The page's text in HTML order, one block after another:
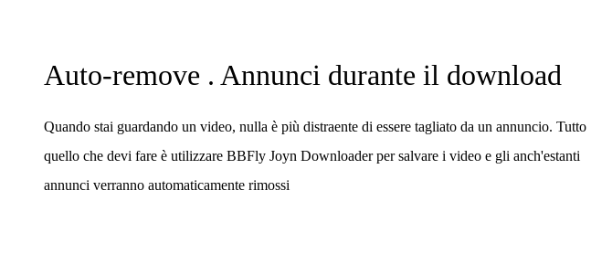
Auto-remove . Annunci durante il download
Quando stai guardando un video, nulla è più distraente di essere tagliato da un annuncio. Tutto
quello che devi fare è utilizzare BBFly Joyn Downloader per salvare i video e gli anch'estanti
annunci verranno automaticamente rimossi